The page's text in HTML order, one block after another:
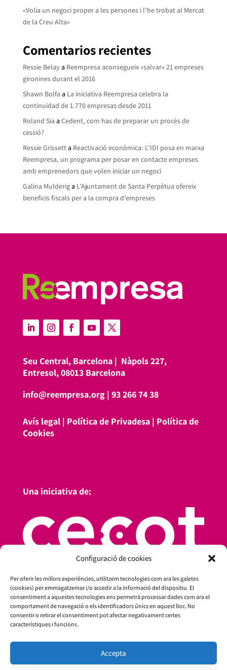
Configuració de cookies
Per oferir les millors experiències, utilitzem tecnologies com ara les galetes
(cookies) per emmagatzemar i/o accedir a la informació del dispositiu. El
consentiment a aquestes tecnologies ens permetrà processar dades com ara el
comportament de navegació o els identificadors únics en aquest lloc. No
consentir o retirar el consentiment pot afectar negativament certes
característiques i funcions.
Accepta
«Volia un negoci proper a les persones i l’he trobat al Mercat
de la Creu Alta»
Comentarios recientes
Ressie Belaya Reempresa aconsegueix «salvar» 21 empreses
gironines durant el 2016
Shawn Bolfa a La iniciativa Reempresa celebra la
continuidad de 1.770 empresas desde 2011
Roland Sia aCedent, com has de preparar un procès de
cessió?
Ressie Grissetta Reactivació econòmica: L’IDI posa en marxa
Reempresa, un programa per posar en contacte empreses
amb emprenedors que volen iniciar un negoci
Galina Mulderiga L’Ajuntament de Santa Perpètua ofereix
beneficis fiscals per a la compra d’empreses
Seu Central, Barcelona | Nàpols 227,
Entresol, 08013 Barcelona
info@reempresa.org| 93 266 74 38
Avís legal| Política de Privadesa| Política de
Cookies
Una iniciativa de: